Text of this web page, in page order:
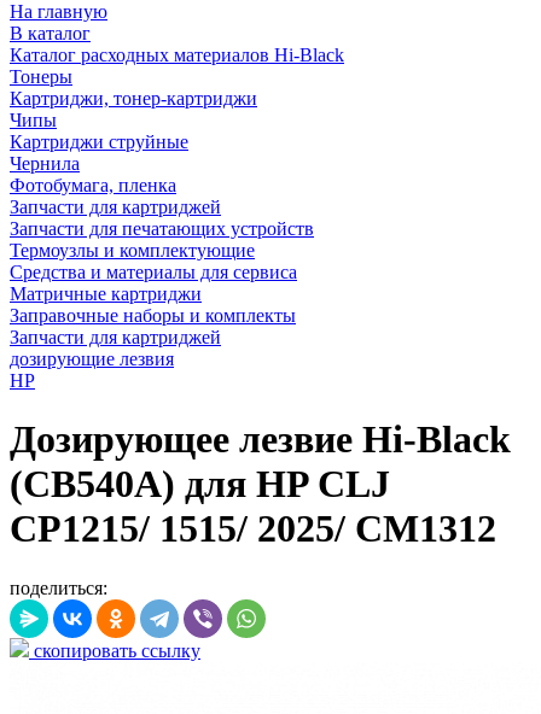
На главную
В каталог
Каталог расходных материалов Hi-Black
Тонеры
Картриджи, тонер-картриджи
Чипы
Картриджи струйные
Чернила
Фотобумага, пленка
Запчасти для картриджей
Запчасти для печатающих устройств
Термоузлы и комплектующие
Средства и материалы для сервиса
Матричные картриджи
Заправочные наборы и комплекты
Запчасти для картриджей
дозирующие лезвия
HP
Дозирующее лезвие Hi-Black
(CB540A) для HP CLJ
CP1215/ 1515/ 2025/ CM1312
поделиться:
скопировать ссылку